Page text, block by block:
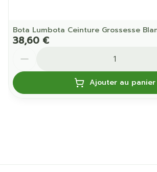
Bota Lumbota Ceinture Grossesse
38,60 €
Ajouter au panier